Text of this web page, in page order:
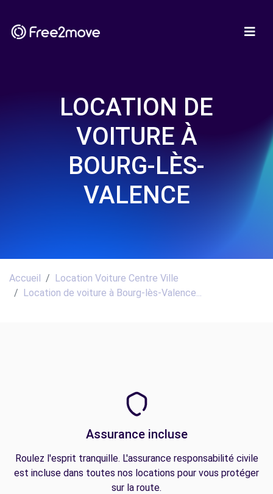
LOCATION DE
VOITURE À
BOURG-LÈS-
VALENCE
Accueil
Location Voiture Centre Ville
Location de voiture à Bourg-lès-Valence...
Assurance incluse
Roulez l'esprit tranquille. L'assurance responsabilité civile
est incluse dans toutes nos locations pour vous protéger
sur la route.